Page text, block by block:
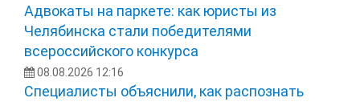
Адвокаты на паркете: как юристы из
Челябинска стали победителями
всероссийского конкурса
08.08.2026 12:16
Специалисты объяснили, как распознать